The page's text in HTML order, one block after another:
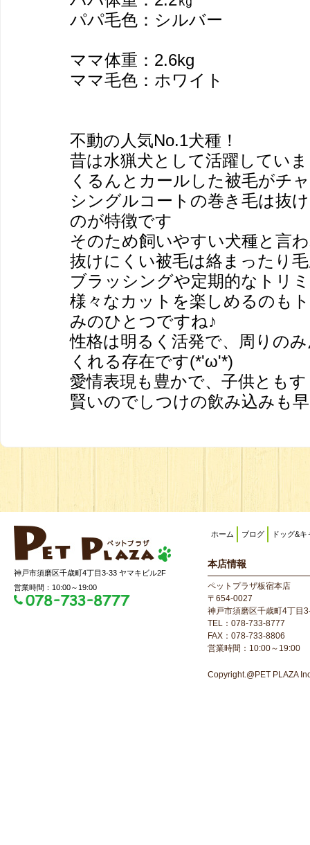
パパ毛色：シルバー
ママ体重：2.6kg
ママ毛色：ホワイト
不動の人気No.1犬種！
昔は水猟犬として活躍してい
くるんとカールした被毛がチ
シングルコートの巻き毛は抜
のが特徴です
そのため飼いやすい犬種と言
抜けにくい被毛は絡まったり
ブラッシングや定期的なトリ
様々なカットを楽しめるのも
みのひとつですね♪
性格は明るく活発で、周りの
くれる存在です(*'ω'*)
愛情表現も豊かで、子供とも
賢いのでしつけの飲み込みも
神戸市須磨区千歳町4丁目3-33 ヤマキビル2F
営業時間：10:00～19:00
ホーム ブログ ドッグ&キ
本店情報
ペットプラザ板宿本店
〒654-0027
神戸市須磨区千歳町4丁目
TEL：078-733-8777
FAX：078-733-8806
営業時間：10:00～19:00
Copyright.@PET PLAZA